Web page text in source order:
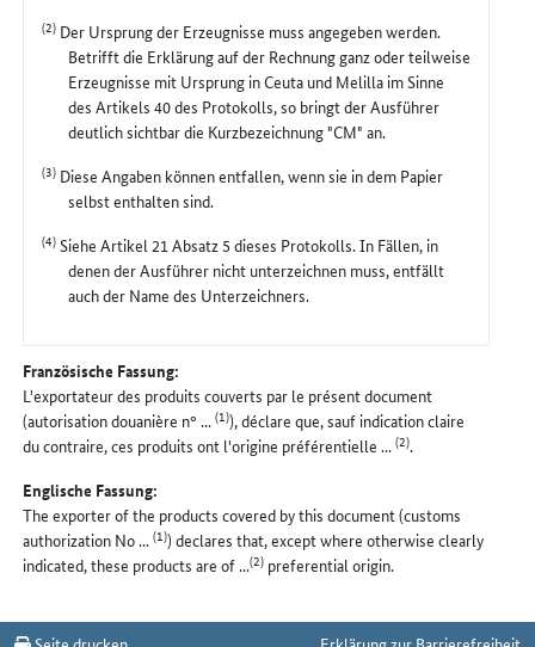
(2) Der Ursprung der Erzeugnisse muss angegeben werden.
Betrifft die Erklärung auf der Rechnung ganz oder teilweise
Erzeugnisse mit Ursprung in Ceuta und Melilla im Sinne
des Artikels 40 des Protokolls, so bringt der Ausführer
deutlich sichtbar die Kurzbezeichnung "CM" an.
(3) Diese Angaben können entfallen, wenn sie in dem Papier
selbst enthalten sind.
(4)Siehe Artikel 21 Absatz 5 dieses Protokolls. In Fällen, in
denen der Ausführer nicht unterzeichnen muss, entfällt
auch der Name des Unterzeichners.
Französische Fassung:
L'exportateur des produits couverts par le présent document
(autorisation douanière n° ...(1)), déclare que, sauf indication claire
du contraire, ces produits ont l'origine préférentielle ...(2).
Englische Fassung:
The exporter of the products covered by this document (customs
authorization No ...(1)) declares that, except where otherwise clearly
indicated, these products are of ...(2) preferential origin.